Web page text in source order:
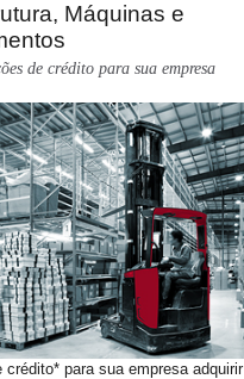
RECENTES
Máquinas e
de crédito para sua empresa
crédito* para sua empresa adquirir